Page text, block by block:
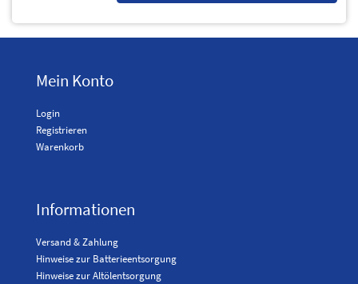
Mein Konto
Login
Registrieren
Warenkorb
Informationen
Versand & Zahlung
Hinweise zur Batterieentsorgung
Hinweise zur Altölentsorgung